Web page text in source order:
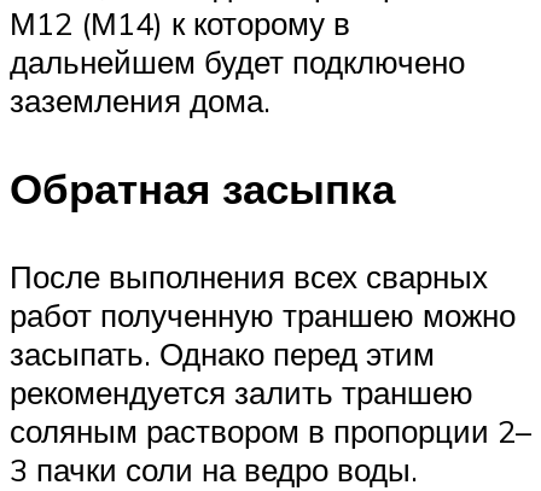
М12 (М14) к которому в
дальнейшем будет подключено
заземления дома.
Обратная засыпка
После выполнения всех сварных
работ полученную траншею можно
засыпать. Однако перед этим
рекомендуется залить траншею
соляным раствором в пропорции 2–
3 пачки соли на ведро воды.